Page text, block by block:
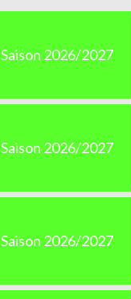
Saison 2026/2027
Saison 2026/2027
Saison 2026/2027